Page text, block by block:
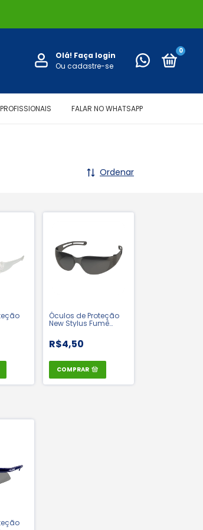
Olá! Faça login
Ou cadastre-se
0
FALAR NO WHATSAPP
Ordenar
| CA
Óculos de Proteção
New Stylus Fumê
Valeplast | CA 42721
R$4,50
COMPRAR